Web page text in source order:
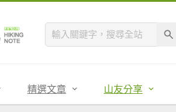
精選文章 山友分享